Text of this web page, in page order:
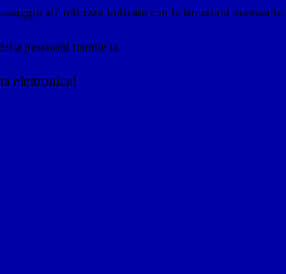
all'indirizzo indicato con le istruzioni necessarie.
password tramite la
elettronica!